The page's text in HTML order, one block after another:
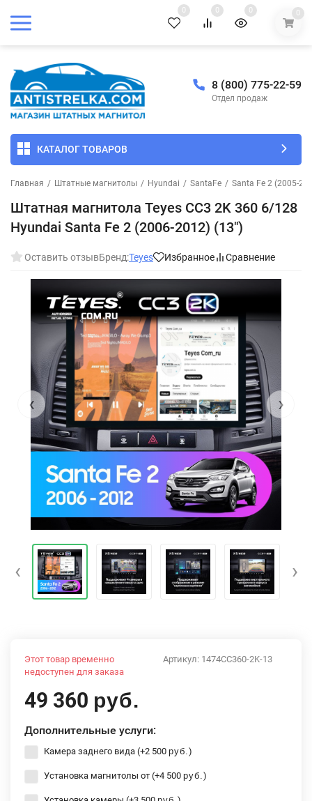
0 0 0 0
8 (800) 775-22-59
Отдел продаж
КАТАЛОГ ТОВАРОВ
Главная / Штатные магнитолы / Hyundai / SantaFe / Santa Fe 2 (2005-
Штатная магнитола Teyes CC3 2K 360 6/128
Hyundai Santa Fe 2 (2006-2012) (13")
Оставить отзывБренд:Teyes Избранное Сравнение
‹ ›
‹ ›
Артикул: 1474CC360-2K-13
Этот товар временно
недоступен для заказа
49 360 руб.
Дополнительные услуги:
Камера заднего вида (+2 500 руб. )
Установка магнитолы от (+4 500 руб. )